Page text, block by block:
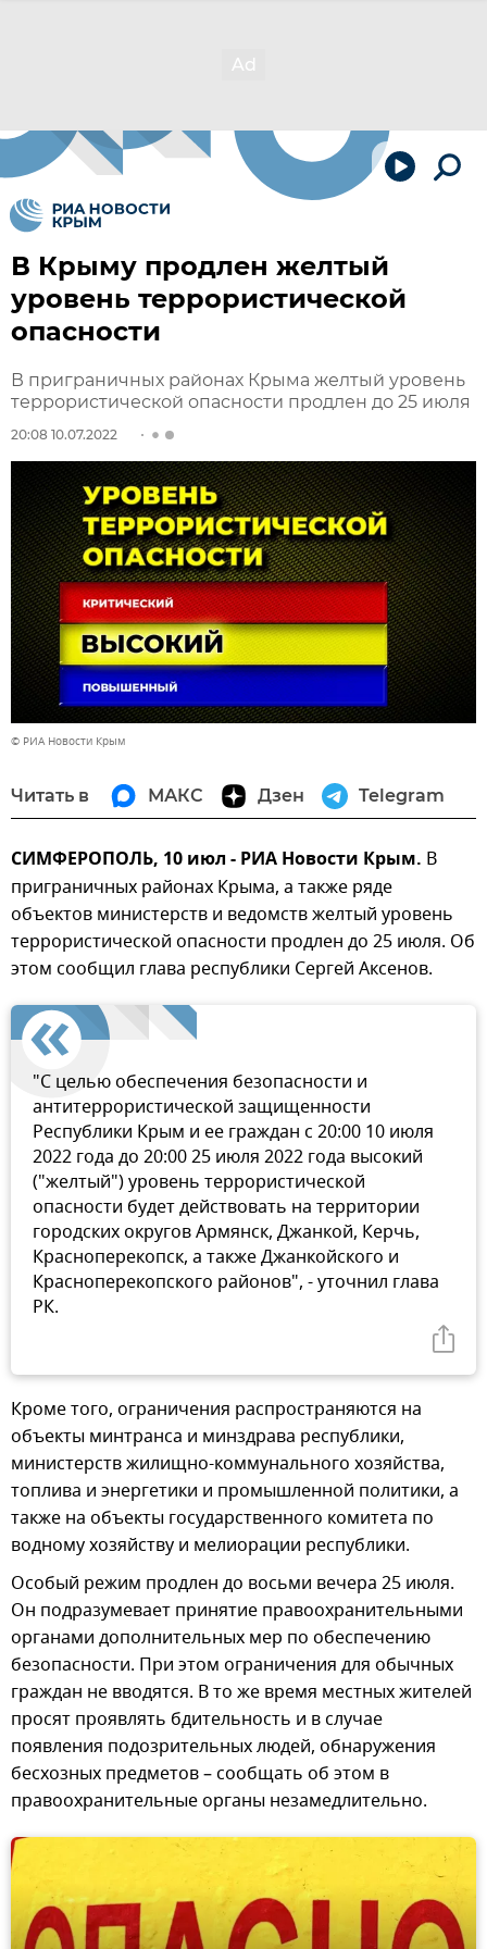
В Крыму продлен желтый
уровень террористической
опасности
В приграничных районах Крыма желтый уровень
террористической опасности продлен до 25 июля
20:08 10.07.2022
© РИА Новости Крым
Читать в МАКС Дзен Telegram
СИМФЕРОПОЛЬ, 10 июл - РИА Новости Крым. В
приграничных районах Крыма, а также ряде
объектов министерств и ведомств желтый уровень
террористической опасности продлен до 25 июля. Об
этом сообщил глава республики Сергей Аксенов.
"С целью обеспечения безопасности и
антитеррористической защищенности
Республики Крым и ее граждан с 20:00 10 июля
2022 года до 20:00 25 июля 2022 года высокий
("желтый") уровень террористической
опасности будет действовать на территории
городских округов Армянск, Джанкой, Керчь,
Красноперекопск, а также Джанкойского и
Красноперекопского районов", - уточнил глава
РК.
Кроме того, ограничения распространяются на
объекты минтранса и минздрава республики,
министерств жилищно-коммунального хозяйства,
топлива и энергетики и промышленной политики, а
также на объекты государственного комитета по
водному хозяйству и мелиорации республики.
Особый режим продлен до восьми вечера 25 июля.
Он подразумевает принятие правоохранительными
органами дополнительных мер по обеспечению
безопасности. При этом ограничения для обычных
граждан не вводятся. В то же время местных жителей
просят проявлять бдительность и в случае
появления подозрительных людей, обнаружения
бесхозных предметов – сообщать об этом в
правоохранительные органы незамедлительно.